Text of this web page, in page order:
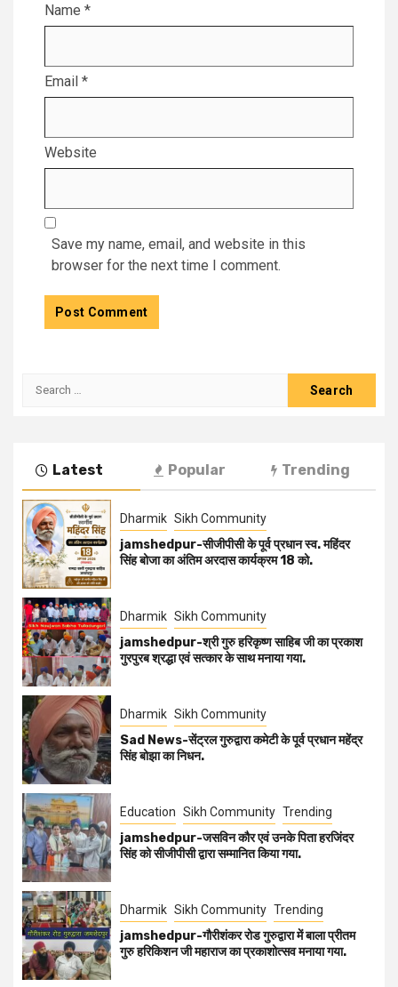
Name *
Email *
Website
Save my name, email, and website in this
browser for the next time I comment.
Latest Popular Trending
Dharmik Sikh Community
jamshedpur-सीजीपीसी के पूर्व प्रधान स्व. महिंदर
सिंह बोजा का अंतिम अरदास कार्यक्रम 18 को.
Dharmik Sikh Community
jamshedpur-श्री गुरु हरिकृष्ण साहिब जी का प्रकाश
गुरपुरब श्रद्धा एवं सत्कार के साथ मनाया गया.
Dharmik Sikh Community
Sad News-सेंट्रल गुरुद्वारा कमेटी के पूर्व प्रधान महेंद्र
सिंह बोझा का निधन.
Education Sikh Community Trending
jamshedpur-जसविन कौर एवं उनके पिता हरजिंदर
सिंह को सीजीपीसी द्वारा सम्मानित किया गया.
Dharmik Sikh Community Trending
jamshedpur-गौरीशंकर रोड गुरुद्वारा में बाला प्रीतम
गुरु हरिकिशन जी महाराज का प्रकाशोत्सव मनाया गया.